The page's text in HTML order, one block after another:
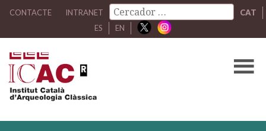
CONTACTE INTRANET
CAT
ES
EN